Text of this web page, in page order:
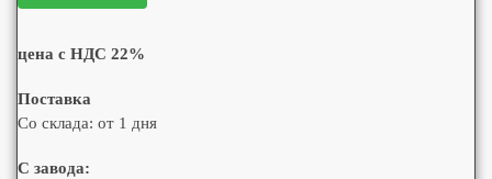
цена с НДС 22%
Поставка
Со склада: от 1 дня
С завода: